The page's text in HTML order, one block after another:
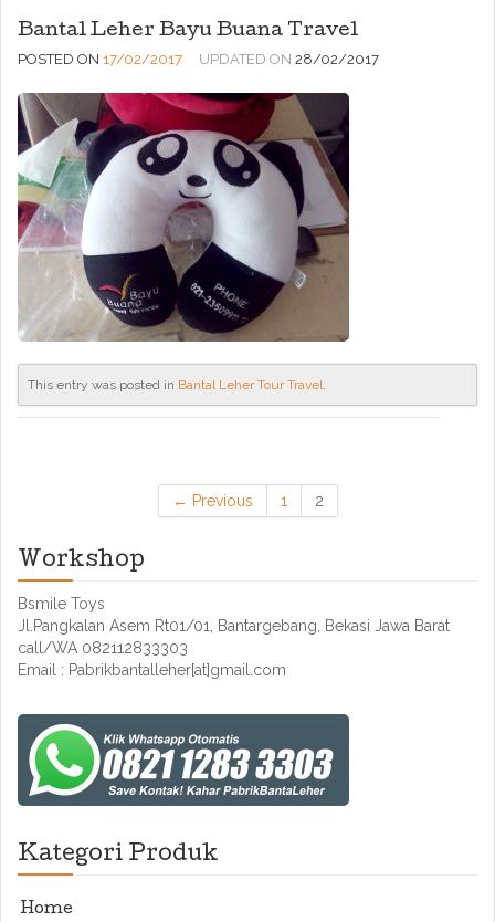
Bantal Leher Bayu Buana Travel
POSTED ON 17/02/2017 UPDATED ON 28/02/2017
This entry was posted in Bantal Leher Tour Travel.
← Previous 1 2
Workshop
Bsmile Toys
Jl.Pangkalan Asem Rt01/01, Bantargebang, Bekasi Jawa Barat
call/WA 082112833303
Email : Pabrikbantalleher[at]gmail.com
Kategori Produk
Home